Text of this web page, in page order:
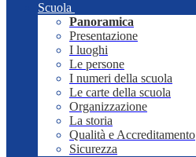
Scuola
Panoramica
Presentazione
I luoghi
Le persone
I numeri della scuola
Le carte della scuola
Organizzazione
La storia
Qualità e Accreditamento
Sicurezza